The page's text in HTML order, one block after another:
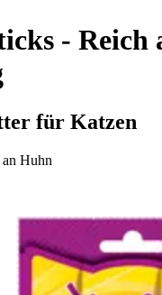
- Reich
für Katzen
Huhn